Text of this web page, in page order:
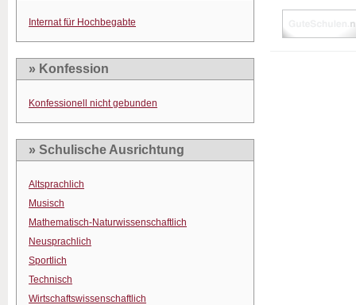
Internat für Hochbegabte
» Konfession
Konfessionell nicht gebunden
» Schulische Ausrichtung
Altsprachlich
Musisch
Mathematisch-Naturwissenschaftlich
Neusprachlich
Sportlich
Technisch
Wirtschaftswissenschaftlich